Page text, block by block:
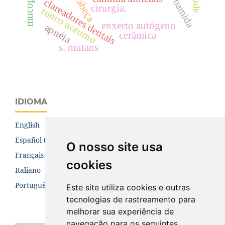
O nosso site usa
cookies
Este site utiliza cookies e outras
tecnologias de rastreamento para
melhorar sua experiência de
clareadores dentaisenxerto autógeno
ronco noturnocirurgia.
s. mutans
cerâmica
apnéia
IDIOMA
English
Español (España)
Français (Canada)
Italiano
Português (Brasil)